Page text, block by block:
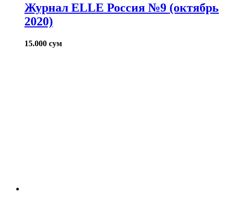
Журнал ELLE Россия №9 (октябрь
2020)
15.000 сум